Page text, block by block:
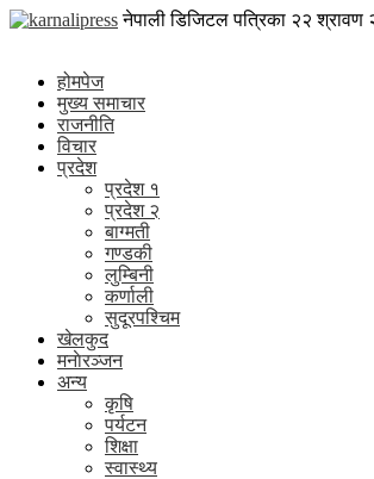
Skip
karnalipress
नेपाली डिजिटल पत्रिका २२ श्रावण
होमपेज
मुख्य समाचार
राजनीति
विचार
प्रदेश
प्रदेश १
प्रदेश २
बाग्मती
गण्डकी
लुम्बिनी
कर्णाली
सुदूरपश्चिम
खेलकुद
मनाेरञ्जन
अन्य
कृषि
पर्यटन
शिक्षा
स्वास्थ्य